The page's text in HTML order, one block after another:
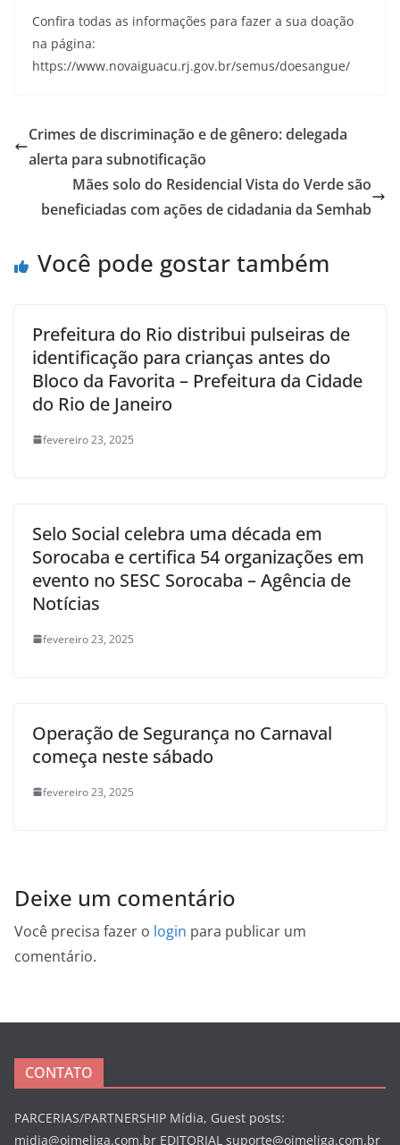
Confira todas as informações para fazer a sua doação
na página:
https://www.novaiguacu.rj.gov.br/semus/doesangue/
Crimes de discriminação e de gênero: delegada
alerta para subnotificação
Mães solo do Residencial Vista do Verde são
beneficiadas com ações de cidadania da Semhab
Você pode gostar também
Prefeitura do Rio distribui pulseiras de
identificação para crianças antes do
Bloco da Favorita – Prefeitura da Cidade
do Rio de Janeiro
fevereiro 23, 2025
Selo Social celebra uma década em
Sorocaba e certifica 54 organizações em
evento no SESC Sorocaba – Agência de
Notícias
fevereiro 23, 2025
Operação de Segurança no Carnaval
começa neste sábado
fevereiro 23, 2025
Deixe um comentário
Você precisa fazer o login para publicar um
comentário.
CONTATO
PARCERIAS/PARTNERSHIP Mídia, Guest posts:
midia@oimeliga.com.br EDITORIAL suporte@oimeliga.com.br